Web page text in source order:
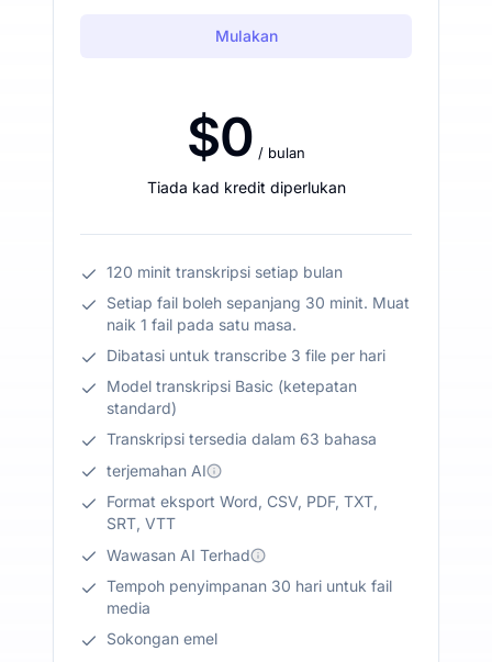
Mulakan
$0 / bulan
Tiada kad kredit diperlukan
120 minit transkripsi setiap bulan
Setiap fail boleh sepanjang 30 minit. Muat
naik 1 fail pada satu masa.
Dibatasi untuk transcribe 3 file per hari
Model transkripsi Basic (ketepatan
standard)
Transkripsi tersedia dalam 63 bahasa
terjemahan AI
Format eksport Word, CSV, PDF, TXT,
SRT, VTT
Wawasan AI Terhad
Tempoh penyimpanan 30 hari untuk fail
media
Sokongan emel